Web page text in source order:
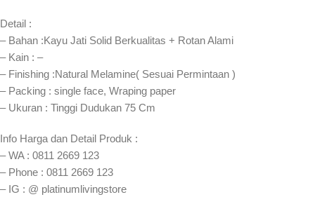
Detail :
– Bahan :Kayu Jati Solid Berkualitas + Rotan Alami
– Kain : –
– Finishing :Natural Melamine( Sesuai Permintaan )
– Packing : single face, Wraping paper
– Ukuran : Tinggi Dudukan 75 Cm
Info Harga dan Detail Produk :
– WA : 0811 2669 123
– Phone : 0811 2669 123
– IG : @ platinumlivingstore